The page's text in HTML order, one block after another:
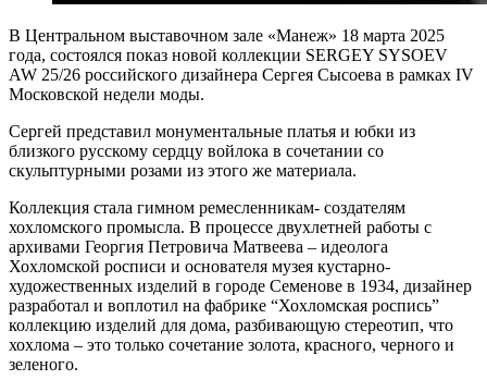
В Центральном выставочном зале «Манеж» 18 марта 2025
года, состоялся показ новой коллекции SERGEY SYSOEV
AW 25/26 российского дизайнера Сергея Сысоева в рамках IV
Московской недели моды.
Сергей представил монументальные платья и юбки из
близкого русскому сердцу войлока в сочетании со
скульптурными розами из этого же материала.
Коллекция стала гимном ремесленникам- создателям
хохломского промысла. В процессе двухлетней работы с
архивами Георгия Петровича Матвеева – идеолога
Хохломской росписи и основателя музея кустарно-
художественных изделий в городе Семенове в 1934, дизайнер
разработал и воплотил на фабрике “Хохломская роспись”
коллекцию изделий для дома, разбивающую стереотип, что
хохлома – это только сочетание золота, красного, черного и
зеленого.